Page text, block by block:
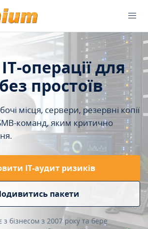
операції для
простоїв
місця, сервери, резервні копії
команд, яким критично
ІТ-аудит ризиків
пакети
бізнесом з 2007 року та бере